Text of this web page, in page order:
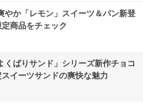
やか「レモン」スイーツ＆パン新登
商品をチェック
くばりサンド」シリーズ新作チョコ
イーツサンドの爽快な魅力